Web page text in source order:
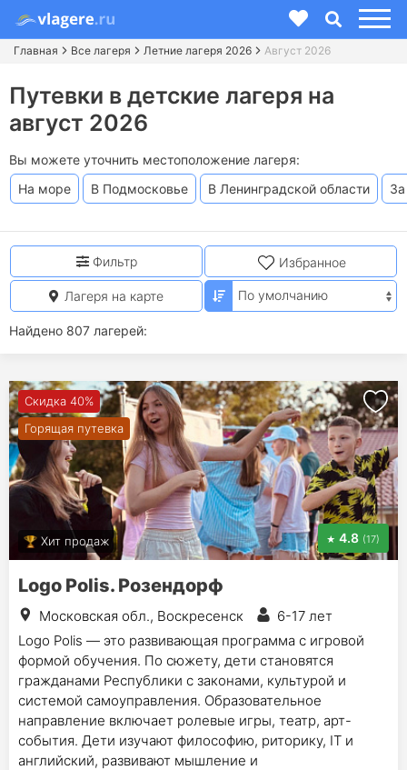
Главная Все лагеря Летние лагеря 2026 Август 2026
Путевки в детские лагеря на
август 2026
Вы можете уточнить местоположение лагеря:
На море
В Подмосковье В Ленинградской области
Найдено 807 лагерей:
Фильтр Избранное
Лагеря на карте
Скидка 40%
Горящая путевка
Хит продаж 4.8 (17)
Logo Polis. Розендорф
Московская обл., Воскресенск
6-17 лет
Logo Polis — это развивающая программа с игровой
формой обучения. По сюжету, дети становятся
гражданами Республики с законами, культурой и
системой самоуправления. Образовательное
направление включает ролевые игры, театр, арт-
события. Дети изучают философию, риторику, IT и
английский, развивают мышление и